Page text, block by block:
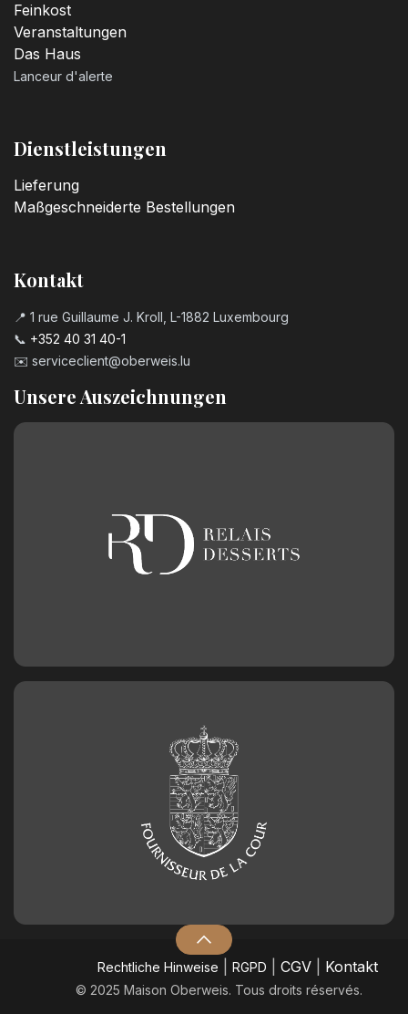
Feinkost
Veranstaltungen
Das Haus
Lanceur d'alerte
Dienstleistungen
Lieferung
Maßgeschneiderte Bestellungen
Kontakt
📍 1 rue Guillaume J. Kroll, L-1882 Luxembourg
📞 +352 40 31 40-1
✉️ serviceclient@oberweis.lu
Unsere Auszeichnungen
​Rechtliche Hinweise RGPD CGV| Kontakt
© 2025 Maison Oberweis. Tous droits réservés.